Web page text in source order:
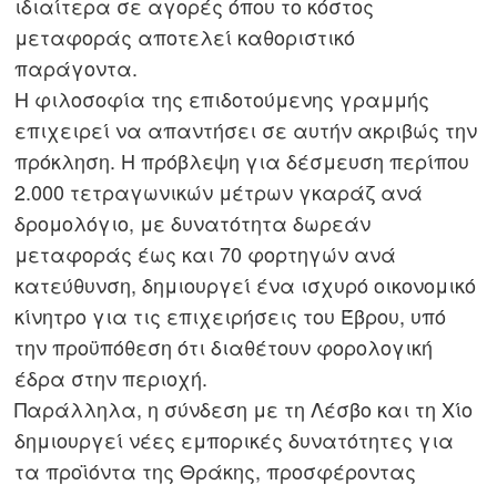
μεταφοράς αποτελεί καθοριστικό
παράγοντα.
Η φιλοσοφία της επιδοτούμενης γραμμής
επιχειρεί να απαντήσει σε αυτήν ακριβώς την
πρόκληση. Η πρόβλεψη για δέσμευση περίπου
2.000 τετραγωνικών μέτρων γκαράζ ανά
δρομολόγιο, με δυνατότητα δωρεάν
μεταφοράς έως και 70 φορτηγών ανά
κατεύθυνση, δημιουργεί ένα ισχυρό οικονομικό
κίνητρο για τις επιχειρήσεις του Έβρου, υπό
την προϋπόθεση ότι διαθέτουν φορολογική
έδρα στην περιοχή.
Παράλληλα, η σύνδεση με τη Λέσβο και τη Χίο
δημιουργεί νέες εμπορικές δυνατότητες για
τα προϊόντα της Θράκης, προσφέροντας